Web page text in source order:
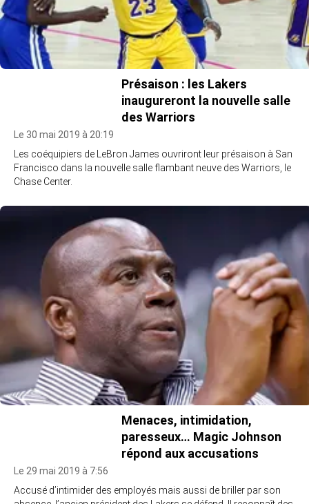
Présaison : les Lakers
inaugureront la nouvelle salle
des Warriors
Le 30 mai 2019 à 20:19
Les coéquipiers de LeBron James ouvriront leur présaison à San
Francisco dans la nouvelle salle flambant neuve des Warriors, le
Chase Center.
Menaces, intimidation,
paresseux… Magic Johnson
répond aux accusations
Le 29 mai 2019 à 7:56
Accusé d’intimider des employés mais aussi de briller par son